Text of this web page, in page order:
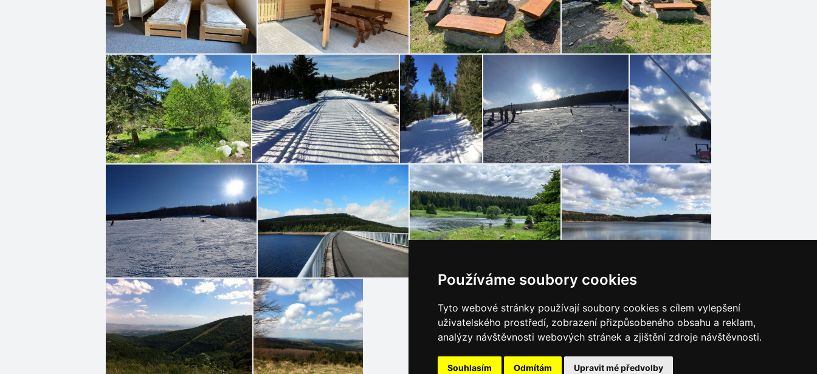
Používáme soubory cookies
Tyto webové stránky používají soubory cookies s cílem vylepšení
uživatelského prostředí, zobrazení přizpůsobeného obsahu a reklam,
analýzy návštěvnosti webových stránek a zjištění zdroje návštěvnosti.
Souhlasím Odmítám Upravit mé předvolby